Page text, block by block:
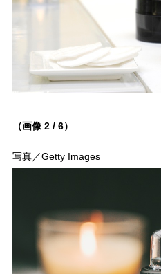
（画像 2 / 6）
写真／Getty Images